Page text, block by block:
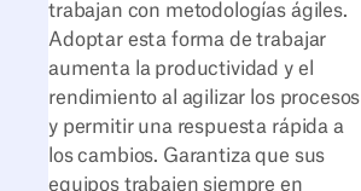
trabajan con metodologías ágiles.
Adoptar esta forma de trabajar
aumenta la productividad y el
rendimiento al agilizar los procesos
y permitir una respuesta rápida a
los cambios. Garantiza que sus
equipos trabajen siempre en